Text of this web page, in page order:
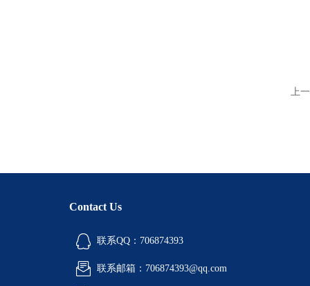
上
Contact Us
联系QQ：706874393
联系邮箱：706874393@qq.com